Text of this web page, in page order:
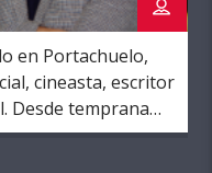
en Portachuelo,
cineasta, escritor
Desde temprana
la literatura,